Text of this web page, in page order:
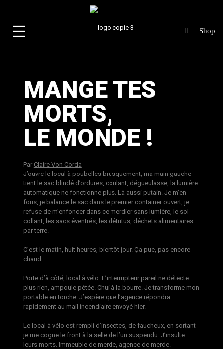
☰
MANGE TES
MORTS,
LE MONDE !
Par Claire Von Corda
J’ouvre le local à poubelles brusquement, ma main gauche
tient le sac blindé d’ordures, coulant, dégueulasse, la lumière
automatique ne fonctionne plus. Là aussi putain. Je m’en
fous, je balance le sac dans le premier container ouvert, je
refuse de m’enfoncer dans ce merdier sans lumière, le sol
collant, les sacs éventrés, les détritus, déchets alimentaires
par terre.
C’est le matin, huit heures, bientôt jour. Ça pue, pas encore
chaud.
Porte d’à côté, local à vélo. L’interrupteur pareil ne détecte
plus rien, ampoule pétée. Chui à la bourre. Je transforme mon
portable en torche. J’espère que l’agence répondra
rapidement au mail incendiaire envoyé hier.
Le local à vélo est rempli d’insectes, de faucheux, en sortant
je me cogne le front à la selle de l’un suspendu. J’insulte
leurs morts. Immeuble de merde, agence de merde.